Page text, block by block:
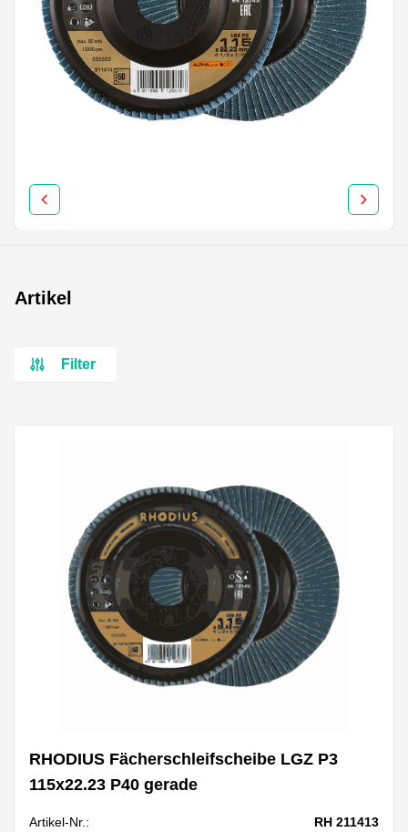
Artikel
Filter
RHODIUS Fächerschleifscheibe LGZ P3
115x22.23 P40 gerade
Artikel-Nr.:
RH 211413